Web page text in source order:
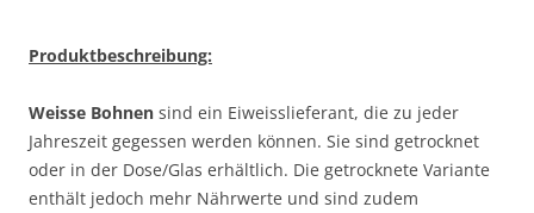
Produktbeschreibung:
Weisse Bohnen sind ein Eiweisslieferant, die zu jeder
Jahreszeit gegessen werden können. Sie sind getrocknet
oder in der Dose/Glas erhältlich. Die getrocknete Variante
enthält jedoch mehr Nährwerte und sind zudem